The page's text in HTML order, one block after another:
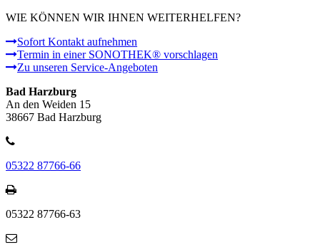
WIE KÖNNEN WIR IHNEN WEITERHELFEN?
Sofort Kontakt aufnehmen
Termin in einer SONOTHEK® vorschlagen
Zu unseren Service-Angeboten
Bad Harzburg
An den Weiden 15
38667 Bad Harzburg
05322 87766-66
05322 87766-63